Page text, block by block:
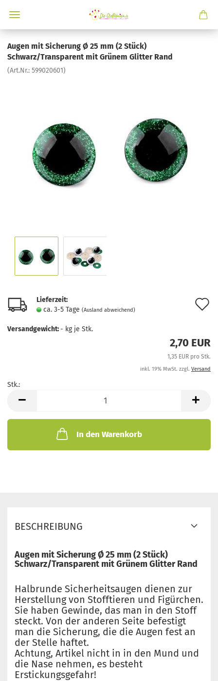
Augen mit Sicherung Ø 25 mm (2 Stück)
Schwarz/Transparent mit Grünem Glitter Rand
(Art.Nr.: 599020601)
Lieferzeit:
ca. 3-5 Tage (Ausland abweichend)
Versandgewicht:- kg je Stk.
2,70 EUR
1,35 EUR pro Stk.
inkl. 19% MwSt. zzgl. Versand
Stk.:
In den Warenkorb
BESCHREIBUNG
Augen mit Sicherung Ø 25 mm (2 Stück)
Schwarz/Transparent mit Grünem Glitter Rand
Halbrunde Sicherheitsaugen dienen zur
Herstellung von Stofftieren und Figürchen.
Sie haben Gewinde, das man in den Stoff
steckt. Von der anderen Seite befestigt
man die Sicherung, die die Augen fest an
der Stelle haftet.
Achtung, Artikel nicht in in den Mund und
die Nase nehmen, es besteht
Erstickungsgefahr!